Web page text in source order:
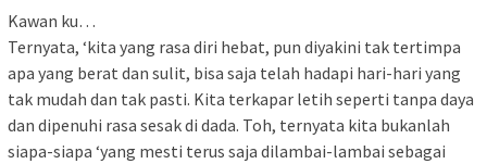
Kawan ku…
Ternyata, ‘kita yang rasa diri hebat, pun diyakini tak tertimpa
apa yang berat dan sulit, bisa saja telah hadapi hari-hari yang
tak mudah dan tak pasti. Kita terkapar letih seperti tanpa daya
dan dipenuhi rasa sesak di dada. Toh, ternyata kita bukanlah
siapa-siapa ‘yang mesti terus saja dilambai-lambai sebagai